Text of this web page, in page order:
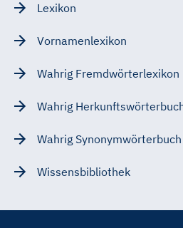
Lexikon
Vornamenlexikon
Wahrig Fremdwörterlexikon
Wahrig
Wahrig Synonymwörterbuch
Wissensbibliothek